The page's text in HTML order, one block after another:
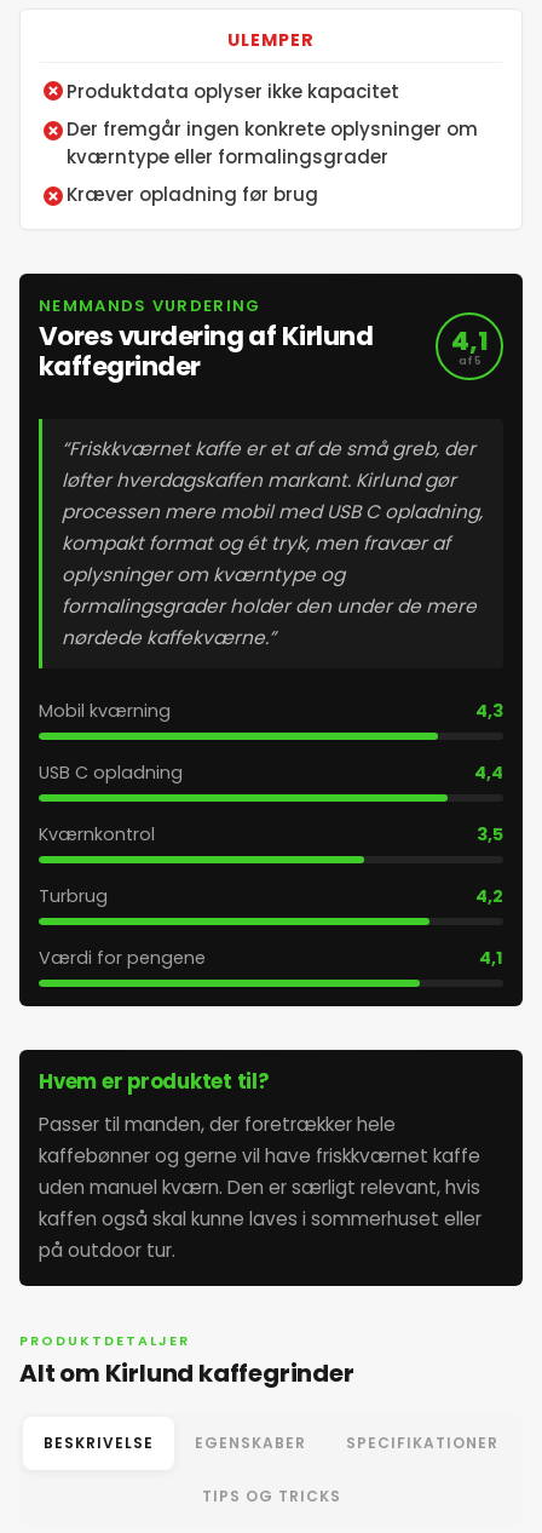
ULEMPER
Produktdata oplyser ikke kapacitet
Der fremgår ingen konkrete oplysninger om
kværntype eller formalingsgrader
Kræver opladning før brug
NEMMANDS VURDERING
Vores vurdering af Kirlund
kaffegrinder
4,1
af 5
“Friskkværnet kaffe er et af de små greb, der
løfter hverdagskaffen markant. Kirlund gør
processen mere mobil med USB C opladning,
kompakt format og ét tryk, men fravær af
oplysninger om kværntype og
formalingsgrader holder den under de mere
nørdede kaffekværne.”
Mobil kværning 4,3
USB C opladning 4,4
Kværnkontrol 3,5
Turbrug 4,2
Værdi for pengene 4,1
Hvem er produktet til?
Passer til manden, der foretrækker hele
kaffebønner og gerne vil have friskkværnet kaffe
uden manuel kværn. Den er særligt relevant, hvis
kaffen også skal kunne laves i sommerhuset eller
på outdoor tur.
PRODUKTDETALJER
Alt om Kirlund kaffegrinder
BESKRIVELSE EGENSKABER SPECIFIKATIONER
TIPS OG TRICKS